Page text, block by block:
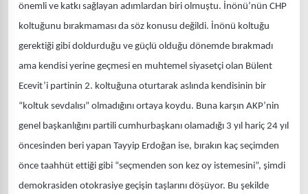
önemli ve katkı sağlayan adımlardan biri olmuştu. İnönü’nün CHP
koltuğunu bırakmaması da söz konusu değildi. İnönü koltuğu
gerektiği gibi doldurduğu ve güçlü olduğu dönemde bırakmadı
ama kendisi yerine geçmesi en muhtemel siyasetçi olan Bülent
Ecevit’i partinin 2. koltuğuna oturtarak aslında kendisinin bir
“koltuk sevdalısı” olmadığını ortaya koydu. Buna karşın AKP’nin
genel başkanlığını partili cumhurbaşkanı olamadığı 3 yıl hariç 24 yıl
öncesinden beri yapan Tayyip Erdoğan ise, bırakın kaç seçimden
önce taahhüt ettiği gibi “seçmenden son kez oy istemesini”, şimdi
demokrasiden otokrasiye geçişin taşlarını döşüyor. Bu şekilde